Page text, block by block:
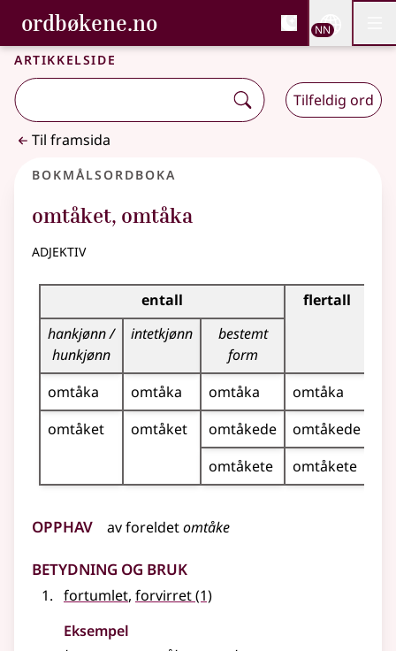
Gå til hovudinnhald
Tilgjenge
ordbøkene.no, Bokmålsordboka og
Bokmålsordboka og Nynorskordboka
NN
Artikkelside
Tilfeldig ord
Til framsida
Bokmålsordboka
omtåket, omtåka
adjektiv
Bøyingstabell for dette adjektivet
entall
flertall
hankjønn /
hunkjønn
intetkjønn
bestemt
form
omtåka
omtåka omtåka
omtåka
omtåket
omtåket omtåkede
omtåkede
omtåkete
omtåkete
Opphav avforeldetomtåke
Betydning og bruk
fortumlet, forvirret(1)
Eksempel